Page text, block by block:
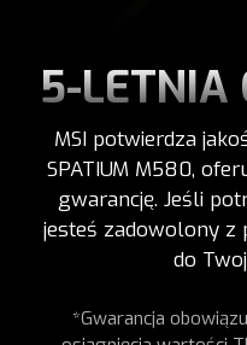
5-LETNIA
MSI potwierdza
SPATIUM M580,
gwarancję. Jeśli
jesteś zadowolony z
do
*Gwarancja